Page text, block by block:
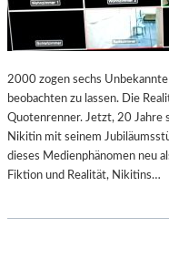
2000 zogen sechs
beobachten zu lassen. Die
Quotenrenner. Jetzt, 20 Jahre
Nikitin mit seinem
dieses Medienphänomen neu
Fiktion und Realität, Nikitins…